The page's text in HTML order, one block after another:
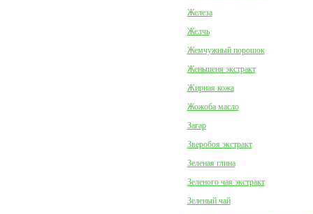
Железа
Желчь
Жемчужный порошок
Женьшеня экстракт
Жирная кожа
Жожоба масло
Загар
Зверобоя экстракт
Зеленая глина
Зеленого чая экстракт
Зеленый чай